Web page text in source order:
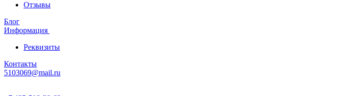
Отзывы
Блог
Информация
Реквизиты
Контакты
5103069@mail.ru